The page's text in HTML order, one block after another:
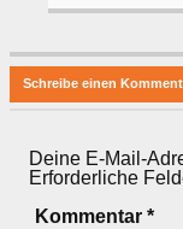
Schreibe einen
Deine E-Mail-
Erforderliche
Kommentar *